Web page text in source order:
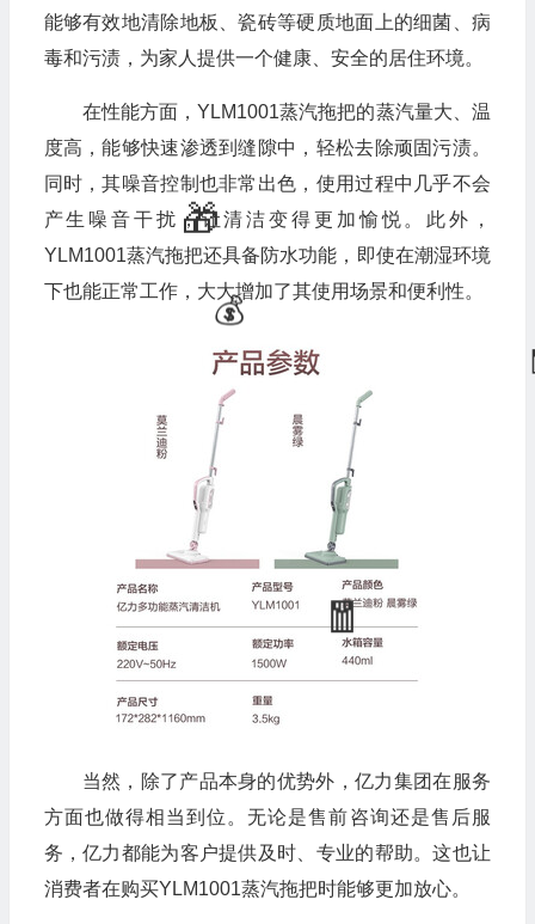
能够有效地清除地板、瓷砖等硬质地面上的细菌、病
毒和污渍，为家人提供一个健康、安全的居住环境。
在性能方面，YLM1001蒸汽拖把的蒸汽量大、温
度高，能够快速渗透到缝隙中，轻松去除顽固污渍。
同时，其噪音控制也非常出色，使用过程中几乎不会
产生噪音干扰，让清洁变得更加愉悦。此外，
YLM1001蒸汽拖把还具备防水功能，即使在潮湿环境
下也能正常工作，大大增加了其使用场景和便利性。
当然，除了产品本身的优势外，亿力集团在服务
方面也做得相当到位。无论是售前咨询还是售后服
务，亿力都能为客户提供及时、专业的帮助。这也让
消费者在购买YLM1001蒸汽拖把时能够更加放心。